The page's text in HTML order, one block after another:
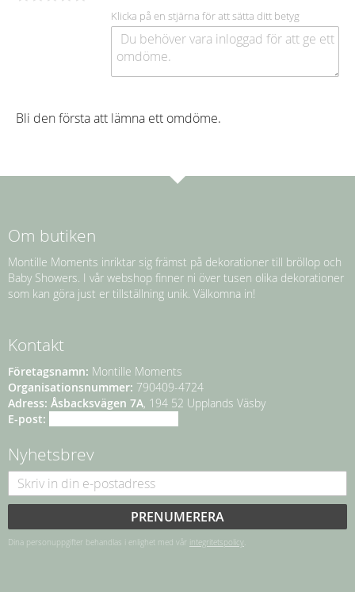
Klicka på en stjärna för att sätta ditt betyg
Bli den första att lämna ett omdöme.
Om butiken
Montille Moments inriktar sig främst på dekorationer till bröllop och
Baby Showers. I vår webshop finner ni över tusen olika dekorationer
som kan göra just er tillställning unik. Välkomna in!
Kontakt
Företagsnamn: Montille Moments
Organisationsnummer: 790409-4724
Adress: Åsbacksvägen 7A, 194 52 Upplands Väsby
E-post:
Nyhetsbrev
PRENUMERERA
Dina personuppgifter behandlas i enlighet med vår integritetspolicy.